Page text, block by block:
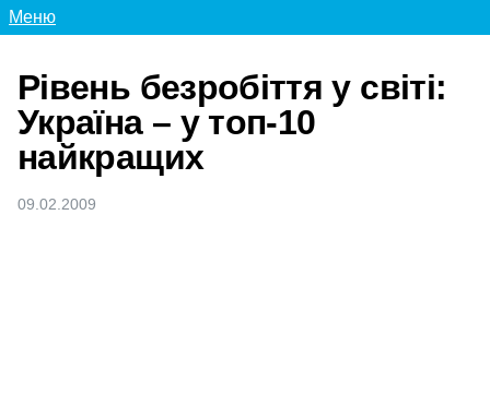
Меню
Рівень безробіття у світі:
Україна – у топ-10
найкращих
09.02.2009